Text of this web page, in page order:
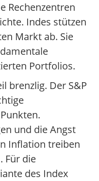
Rechenzentren
Indes stützen
Markt ab. Sie
Portfolios.
brenzlig. Der S&P
und die Angst
Inflation treiben
Für die
des Index